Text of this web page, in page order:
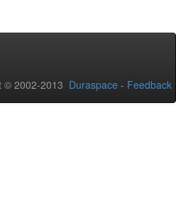
© 2002-2013 Duraspace - Feedback